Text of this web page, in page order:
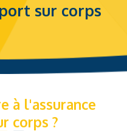
sur corps
à l'assurance
corps ?